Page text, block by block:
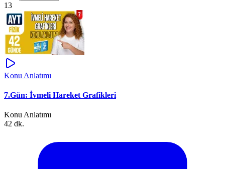
13
Konu Anlatımı
7.Gün: İvmeli Hareket Grafikleri
Konu Anlatımı
42 dk.